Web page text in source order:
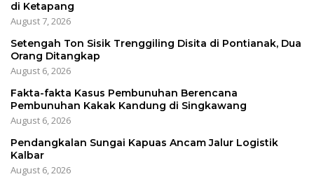
di Ketapang
August 7, 2026
Setengah Ton Sisik Trenggiling Disita di Pontianak, Dua
Orang Ditangkap
August 6, 2026
Fakta-fakta Kasus Pembunuhan Berencana
Pembunuhan Kakak Kandung di Singkawang
August 6, 2026
Pendangkalan Sungai Kapuas Ancam Jalur Logistik
Kalbar
August 6, 2026